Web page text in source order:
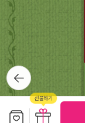
5p주어(주체)는 주
있다, 상상하다, 성
신이 그 동작주
다)'는 인도-유럽어
가 필요하다고는 여
동태의 대립은 '하다
기시킨다. 중동태
가 접힌 걸 보니 다
의 대목이 다시 떠오
가 열어제치는 다른
의 시야, 눈은 아닐
뒷부분을 완독한다.
뒤로가
기